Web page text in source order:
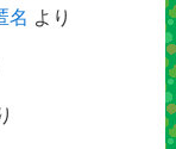
名 より